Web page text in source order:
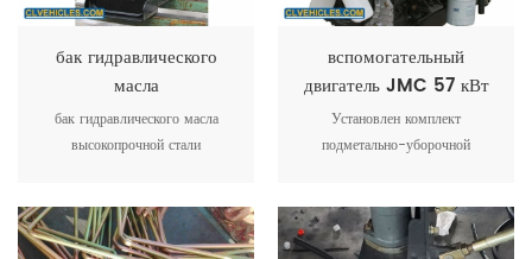
бак гидравлического
масла
бак гидравлического масла
высокопрочной стали
вспомогательный
двигатель JMC 57 кВт
Установлен комплект
подметально-уборочной
машины